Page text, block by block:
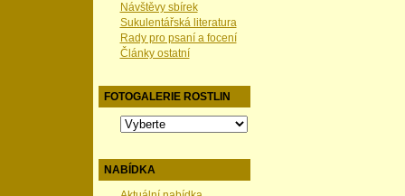
Návštěvy sbírek
Sukulentářská literatura
Rady pro psaní a focení
Články ostatní
FOTOGALERIE ROSTLIN
NABÍDKA